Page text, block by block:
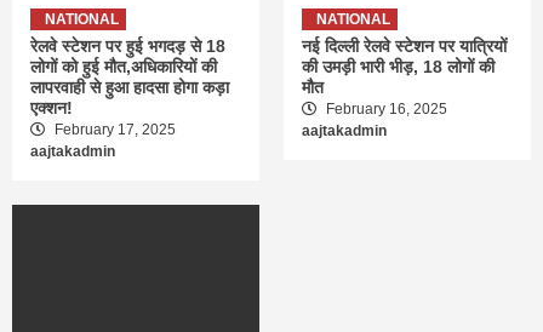
NATIONAL
रेलवे स्टेशन पर हुई भगदड़ से 18
लोगों को हुई मौत,अधिकारियों की
लापरवाही से हुआ हादसा होगा कड़ा
एक्शन!
February 17, 2025
aajtakadmin
NATIONAL
नई दिल्ली रेलवे स्टेशन पर यात्रियों
की उमड़ी भारी भीड़, 18 लोगों की
मौत
February 16, 2025
aajtakadmin